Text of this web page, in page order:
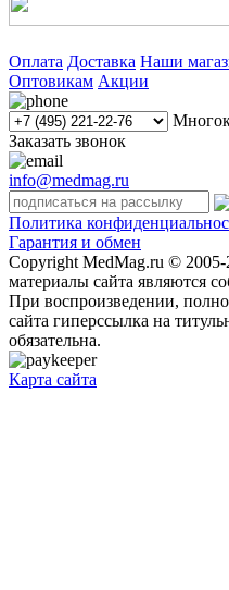
Оплата Доставка Наши
Оптовикам Акции
Заказать звонок
info@medmag.ru
Политика
Гарантия и обмен
Copyright MedMag.ru ©
материалы сайта являются
При воспроизведении,
сайта гиперссылка на
обязательна.
Карта сайта